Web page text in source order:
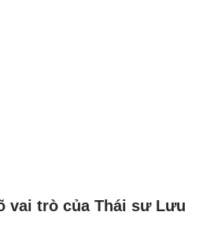
vai trò của Thái sư Lưu